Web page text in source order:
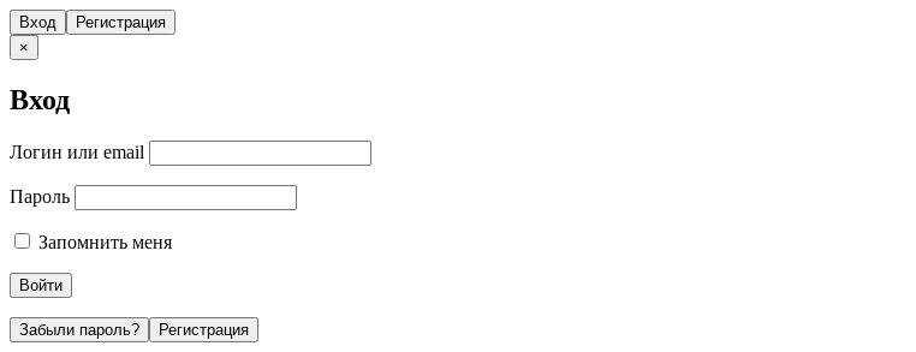
Вход
Регистрация
×
Вход
Логин или email
Пароль
Запомнить меня
Забыли пароль? Регистрация